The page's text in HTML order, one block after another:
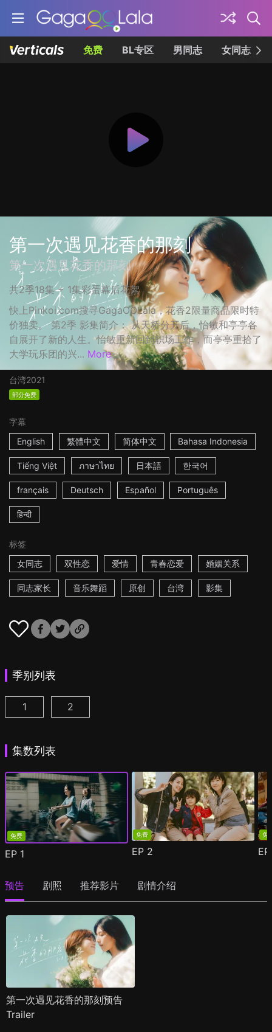
免费 BL专区 男同志 女同志
第一次遇见花香的那刻
第一次遇見花香的那刻
共2季18集 + 1集彩蛋幕后花絮
快上Pinkoi.com搜寻GagaOOLala，花香2限量商品限时特
价独卖。 第2季 影集简介： 从天桥分开后，怡敏和亭亭各
自展开了新的人生。怡敏重新回到职场工作，而亭亭重拾了
大学玩乐团的兴... More
台湾2021
部分免费
字幕
English
繁體中文 简体中文 Bahasa Indonesia
Tiếng Việt ภาษาไทย 日本語 한국어
français Deutsch Español Português
हिन्दी
标签
女同志
双性恋 爱情 青春恋爱 婚姻关系
同志家长 音乐舞蹈 原创 台湾 影集
季别列表
第一次遇见花香的那刻 第1季 第1集
1 第一次遇见花香的那刻 第2季 第1集
2
集数列表
免费
EP 1
免费
EP 2
免
预告 剧照 推荐影片 剧情介绍
第一次遇见花香的那刻预告
Trailer